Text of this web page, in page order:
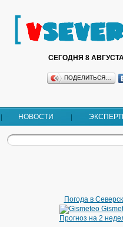
СЕГОДНЯ 8
ПОДЕЛИТЬСЯ…
НОВОСТИ
Погода в
Прогноз на 2